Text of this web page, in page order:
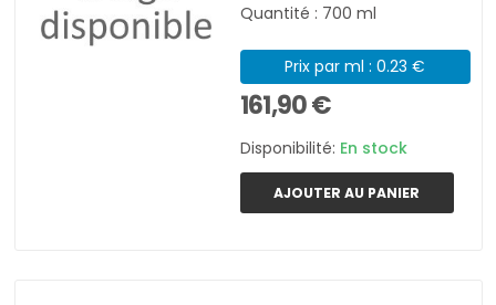
Quantité : 700 ml
Prix par ml : 0.23 €
161,90 €
Disponibilité: En stock
AJOUTER AU PANIER